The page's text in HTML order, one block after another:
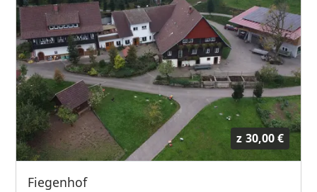
z 30,00 €
Fiegenhof